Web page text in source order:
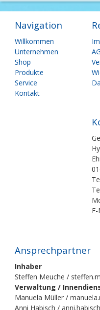
Navigation
Navigation
überspringen
Willkommen
Unternehmen
Shop
Produkte
Service
Kontakt
Ansprechpartner
Inhaber
Steffen Meuche /
Verwaltung /
Manuela Müller /
Anni Habisch /